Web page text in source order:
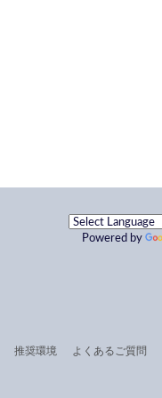
Powered by
推奨環境 よくあるご質問